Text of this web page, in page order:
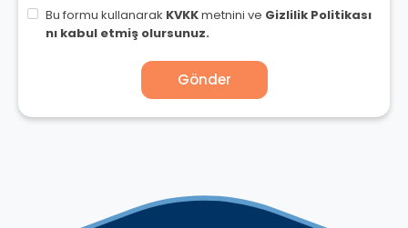
Bu formu kullanarak KVKKmetnini ve Gizlilik Politikası
nı kabul etmiş olursunuz.